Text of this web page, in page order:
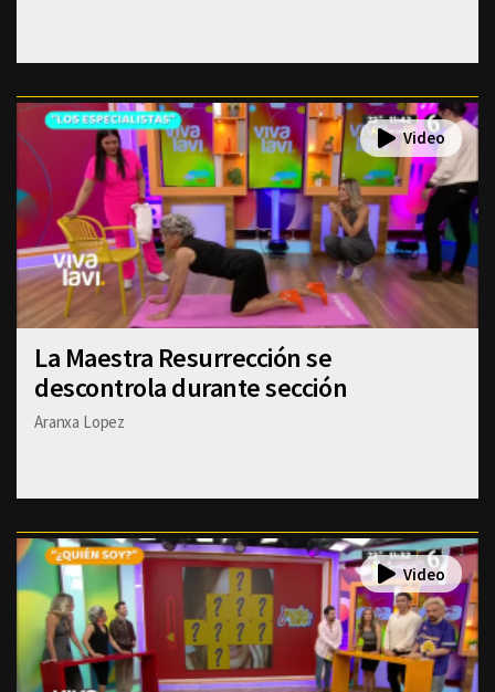
La Maestra Resurrección se
descontrola durante sección
Aranxa Lopez